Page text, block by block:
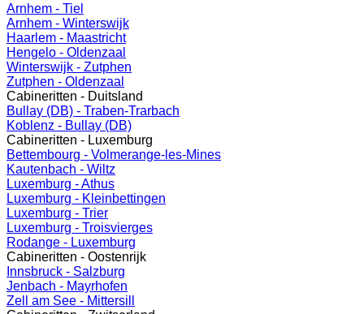
Arnhem - Tiel
Arnhem - Winterswijk
Haarlem - Maastricht
Hengelo - Oldenzaal
Winterswijk - Zutphen
Zutphen - Oldenzaal
Cabineritten - Duitsland
Bullay (DB) - Traben-Trarbach
Koblenz - Bullay (DB)
Cabineritten - Luxemburg
Bettembourg - Volmerange-les-Mines
Kautenbach - Wiltz
Luxemburg - Athus
Luxemburg - Kleinbettingen
Luxemburg - Trier
Luxemburg - Troisvierges
Rodange - Luxemburg
Cabineritten - Oostenrijk
Innsbruck - Salzburg
Jenbach - Mayrhofen
Zell am See - Mittersill